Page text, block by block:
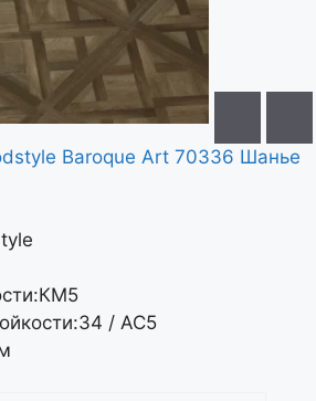
Baroque Art 70336 Шанье
КМ5
34 / АС5